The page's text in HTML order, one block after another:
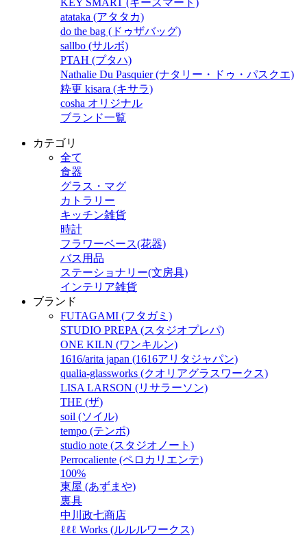
KEY SMART (キースマート)
atataka (アタタカ)
do the bag (ドゥザバッグ)
sallbo (サルボ)
PTAH (プタハ)
Nathalie Du Pasquier (ナタリー・ドゥ・パスクエ)
粋更 kisara (キサラ)
cosha オリジナル
ブランド一覧
カテゴリ
全て
食器
グラス・マグ
カトラリー
キッチン雑貨
時計
フラワーベース(花器)
バス用品
ステーショナリー(文房具)
インテリア雑貨
ブランド
FUTAGAMI (フタガミ)
STUDIO PREPA (スタジオプレパ)
ONE KILN (ワンキルン)
1616/arita japan (1616アリタジャパン)
qualia-glassworks (クオリアグラスワークス)
LISA LARSON (リサラーソン)
THE (ザ)
soil (ソイル)
tempo (テンポ)
studio note (スタジオノート)
Perrocaliente (ペロカリエンテ)
100%
東屋 (あずまや)
裏具
中川政七商店
ℓℓℓ Works (ルルルワークス)